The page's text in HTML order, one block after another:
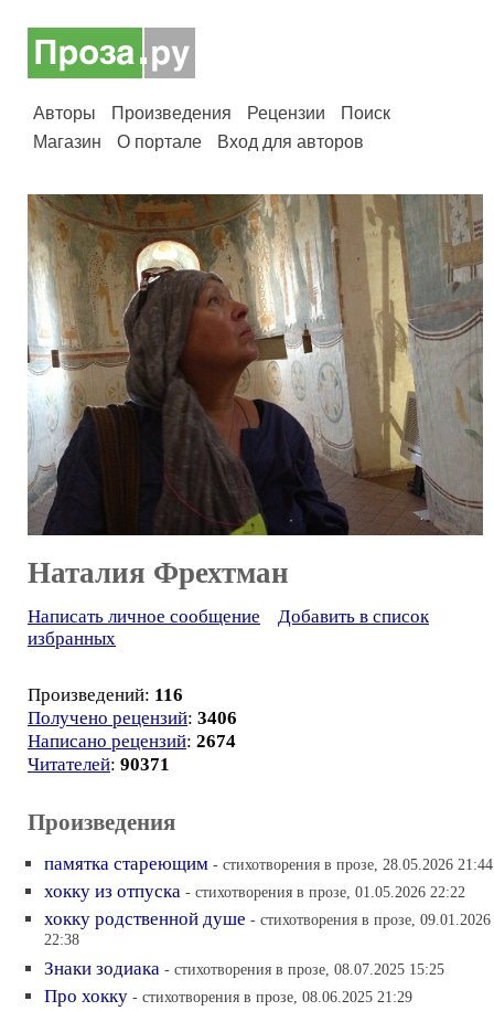
Авторы Произведения Рецензии
Поиск
Магазин
О портале Вход для авторов
Наталия Фрехтман
Написать личное сообщение
Добавить в список
избранных
Произведений: 116
Получено рецензий: 3406
Написано рецензий: 2674
Читателей: 90371
Произведения
памятка стареющим - стихотворения в прозе, 28.05.2026 21:44
хокку из отпуска - стихотворения в прозе, 01.05.2026 22:22
хокку родственной душе - стихотворения в прозе, 09.01.2026
22:38
Знаки зодиака - стихотворения в прозе, 08.07.2025 15:25
Про хокку - стихотворения в прозе, 08.06.2025 21:29